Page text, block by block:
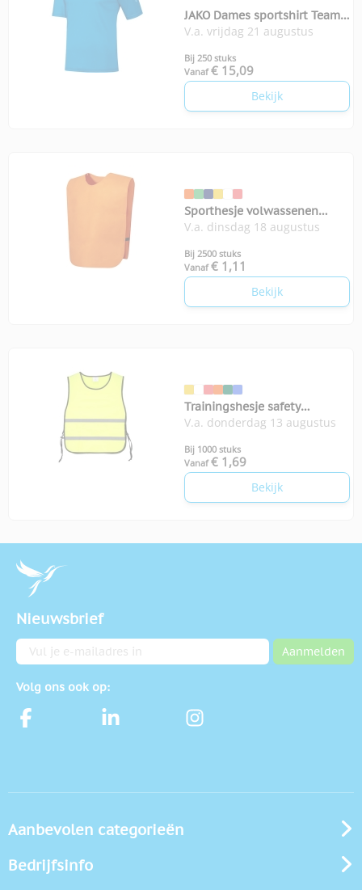
JAKO Dames sportshirt Team
KM
V.a. vrijdag 21 augustus
Bij 250 stuks
Vanaf € 15,09
Bekijk
Sporthesje volwassenen
Cambex
V.a. dinsdag 18 augustus
Bij 2500 stuks
Vanaf € 1,11
Bekijk
Trainingshesje safety
volwassenen
V.a. donderdag 13 augustus
Bij 1000 stuks
Vanaf € 1,69
Bekijk
Nieuwsbrief
E-mailadres Aanmelden
Volg ons ook op:
Aanbevolen categorieën
Bedrijfsinfo